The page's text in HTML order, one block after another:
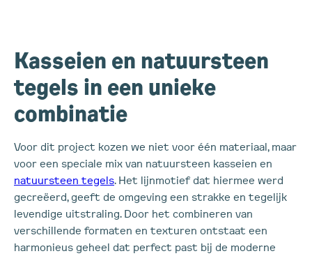
Kasseien en natuursteen
tegels in een unieke
combinatie
Voor dit project kozen we niet voor één materiaal, maar
voor een speciale mix van natuursteen kasseien en
natuursteen tegels. Het lijnmotief dat hiermee werd
gecreëerd, geeft de omgeving een strakke en tegelijk
levendige uitstraling. Door het combineren van
verschillende formaten en texturen ontstaat een
harmonieus geheel dat perfect past bij de moderne